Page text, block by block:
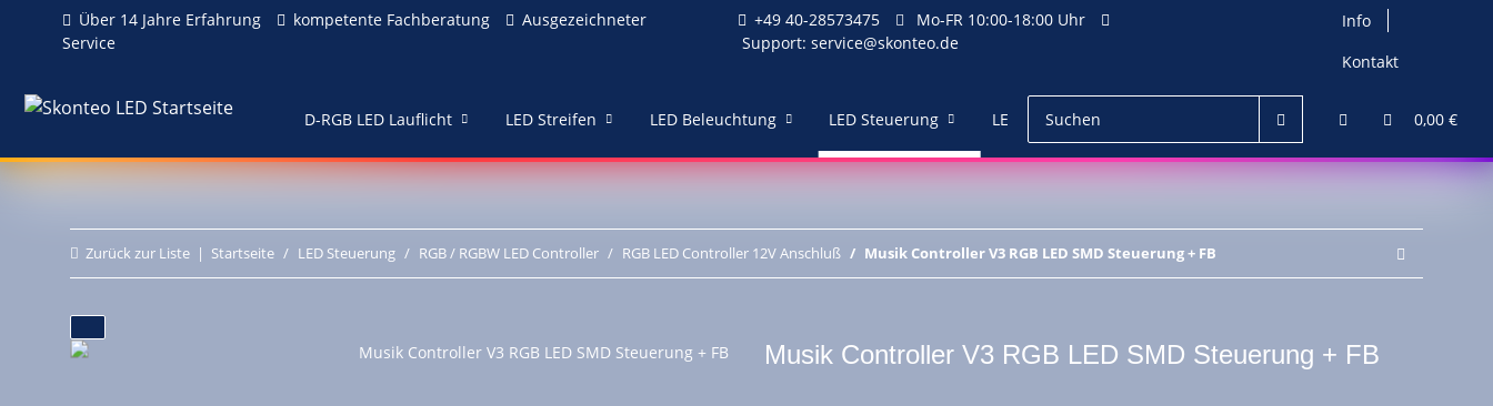
Info
Kontakt
+49 40-28573475
Mo-FR 10:00-18:00 Uhr
Support: service@skonteo.de
Über 14 Jahre Erfahrung kompetente Fachberatung
Ausgezeichneter
Service
0,00 €
D-RGB LED Lauflicht LED Streifen LED Beleuchtung LED Steuerung LED Netzteile
Zurück zur Liste Startseite LED Steuerung RGB / RGBW LED Controller RGB LED Controller 12V Anschluß Musik Controller V3 RGB LED SMD Steuerung + FB
Musik Controller V3 RGB LED SMD Steuerung + FB